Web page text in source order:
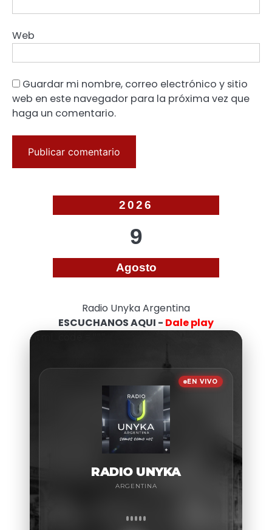
Web
Guardar mi nombre, correo electrónico y sitio
web en este navegador para la próxima vez que
haga un comentario.
2026
9
Agosto
Radio Unyka Argentina
ESCUCHANOS AQUI - Dale play